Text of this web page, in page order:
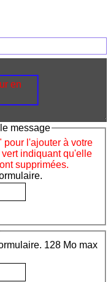
en
message
l'ajouter à votre
indiquant qu'elle
supprimées.
128 Mo max